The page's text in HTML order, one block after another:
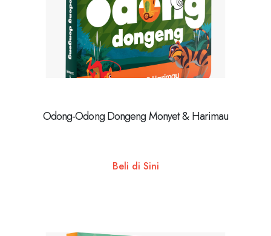
Odong-Odong Dongeng Monyet & Harimau
Beli di Sini